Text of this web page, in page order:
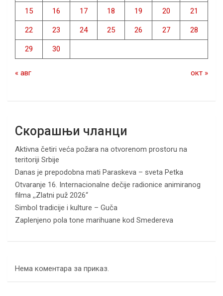
15 16 17 18 19 20 21
22 23 24 25 26 27 28
29 30
« авг окт »
Скорашњи чланци
Aktivna četiri veća požara na otvorenom prostoru na
teritoriji Srbije
Danas je prepodobna mati Paraskeva – sveta Petka
Otvaranje 16. Internacionalne dečije radionice animiranog
filma ,,Zlatni puž 2026“
Simbol tradicije i kulture – Guča
Zaplenjeno pola tone marihuane kod Smedereva
Нема коментара за приказ.